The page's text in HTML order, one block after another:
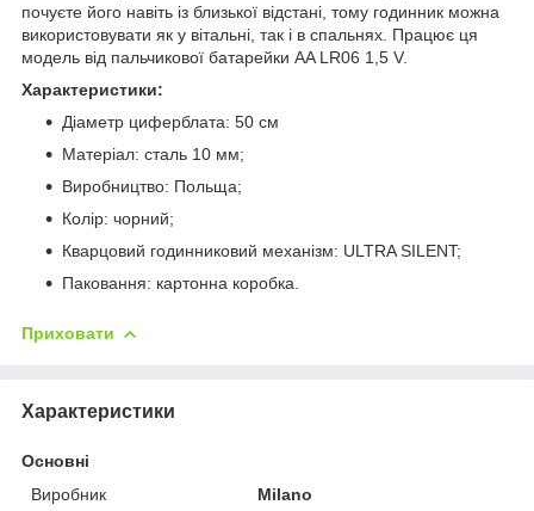
почуєте його навіть із близької відстані, тому годинник можна
використовувати як у вітальні, так і в спальнях. Працює ця
модель від пальчикової батарейки AA LR06 1,5 V.
Характеристики:
Діаметр циферблата: 50 cм
Матеріал: сталь 10 мм;
Виробництво: Польща;
Колір: чорний;
Кварцовий годинниковий механізм: ULTRA SILENT;
Паковання: картонна коробка.
Приховати
Характеристики
Основні
Виробник
Milano